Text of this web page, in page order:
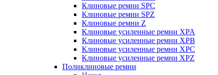
Клиновые ремни SPC
Клиновые ремни SPZ
Клиновые ремни Z
Клиновые усиленные ремни XPA
Клиновые усиленные ремни XPB
Клиновые усиленные ремни XPC
Клиновые усиленные ремни XPZ
Поликлиновые ремни